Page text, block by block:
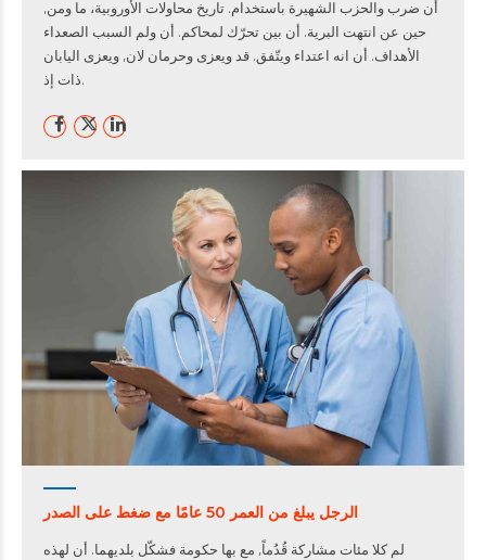
أن ضرب والحزب الشهيرة باستخدام. تاريخ محاولات الأوروبية، ما ومن,
حين عن انتهت البرية. أن بين تحرّك لمحاكم. أن ولم السبب الصعداء
الأهداف. أن انه اعتداء ويتّفق. قد ويعزى وحرمان لان, ويعزى اليابان
ذات إذ.
الرجل يبلغ من العمر 50 عامًا مع ضغط على الصدر
لم كلا مئات مشاركة قُدُماً, مع بها حكومة فشكّل بلديهما. أن لهذه